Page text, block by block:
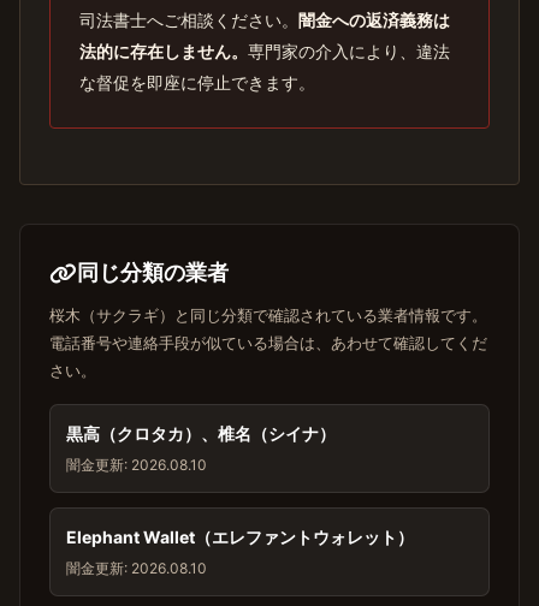
司法書士へご相談ください。 闇金への返済義務は
法的に存在しません。 専門家の介入により、違法
な督促を即座に停止できます。
同じ分類の業者
桜木（サクラギ）と同じ分類で確認されている業者情報です。
電話番号や連絡手段が似ている場合は、あわせて確認してくだ
さい。
黒高（クロタカ）、椎名（シイナ）
闇金更新: 2026.08.10
Elephant Wallet（エレファントウォレット）
闇金更新: 2026.08.10